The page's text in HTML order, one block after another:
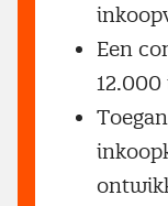
Een